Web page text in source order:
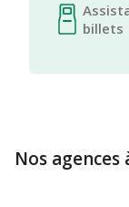
billets
Nos